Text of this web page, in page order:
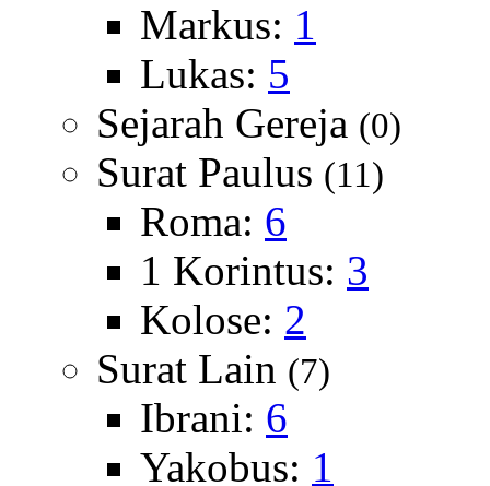
Markus: 1
Lukas: 5
Sejarah Gereja (0)
Surat Paulus (11)
Roma: 6
1 Korintus: 3
Kolose: 2
Surat Lain (7)
Ibrani: 6
Yakobus: 1